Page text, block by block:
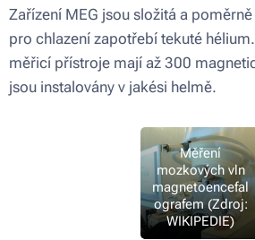
Zařízení MEG jsou složitá a
pro chlazení zapotřebí tekuté
měřicí přístroje mají až 300
jsou instalovány v jakési helmě.
Měření
mozkových vln
magnetoencefal
ografem (Zdroj:
WIKIPEDIE)